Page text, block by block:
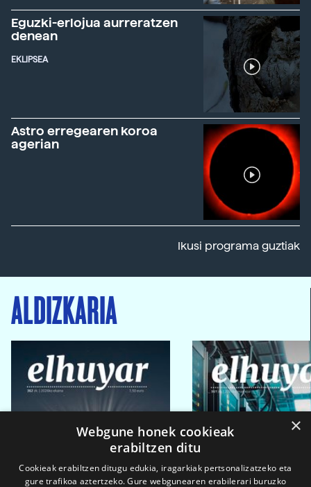
Eguzki-erlojua aurreratzen
denean
EKLIPSEA
Astro erregearen koroa
agerian
Ikusi programa guztiak
ALDIZKARIA
×
Webgune honek cookieak
erabiltzen ditu
Cookieak erabiltzen ditugu edukia, iragarkiak pertsonalizatzeko eta
gure trafikoa aztertzeko. Gure webgunearen erabilerari buruzko